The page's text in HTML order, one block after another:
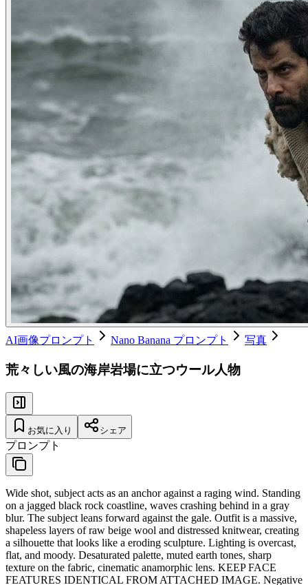
AI画像プロンプト Nano Banana プロンプト 写真
荒々しい風の海岸岩場に立つウール人物
お気に入り シェア
プロンプト
Wide shot, subject acts as an anchor against a raging wind. Standing
on a jagged black rock coastline, waves crashing behind in a gray
blur. The subject leans forward against the gale. Outfit is a massive,
shapeless layers of raw beige wool and distressed knitwear, creating
a silhouette that looks like a eroding sculpture. Lighting is overcast,
flat, and moody. Desaturated palette, muted earth tones, sharp
texture on the fabric, cinematic anamorphic lens. KEEP FACE
FEATURES IDENTICAL FROM ATTACHED IMAGE. Negative